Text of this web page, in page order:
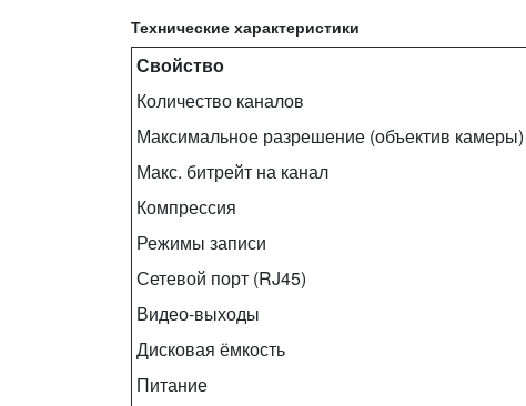
Технические характеристики
Свойство
Количество каналов
Максимальное разрешение (объектив камеры)
Макс. битрейт на канал
Компрессия
Режимы записи
Сетевой порт (RJ45)
Видео‑выходы
Дисковая ёмкость
Питание